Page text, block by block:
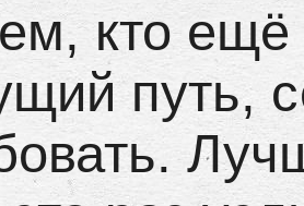
кто ещё
путь,